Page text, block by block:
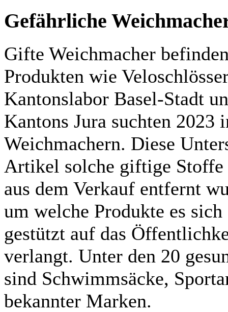
Gefährliche
Gifte Weichmacher
Produkten wie
Kantonslabor Basel-Stadt
Kantons Jura suchten 2023
Weichmachern. Diese
Artikel solche giftige Stoffe
aus dem Verkauf entfernt
um welche Produkte es
gestützt auf das
verlangt. ­Unter den 20
sind Schwimmsäcke,
bekannter Marken.